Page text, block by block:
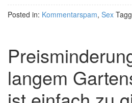
Posted in: Kommentarspam, Sex
langem